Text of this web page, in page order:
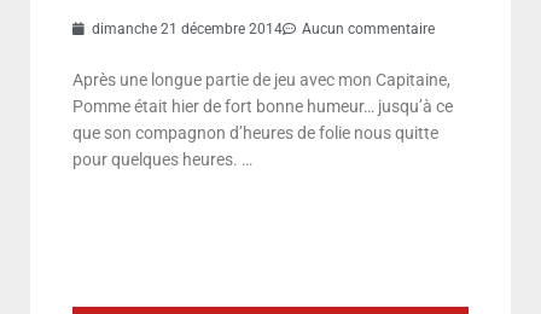
dimanche 21 décembre 2014 Aucun commentaire
Après une longue partie de jeu avec mon Capitaine,
Pomme était hier de fort bonne humeur… jusqu’à ce
que son compagnon d’heures de folie nous quitte
pour quelques heures. …